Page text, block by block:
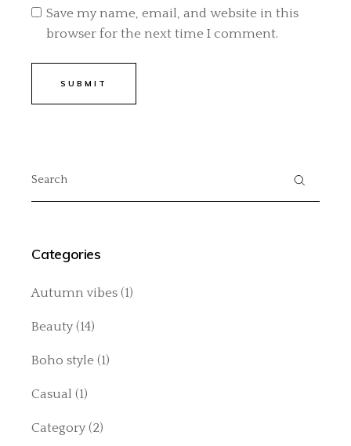
Save my name, email, and website in this
browser for the next time I comment.
SUBMIT
for:
Categories
Autumn vibes (1)
Beauty (14)
Boho style (1)
Casual (1)
Category (2)